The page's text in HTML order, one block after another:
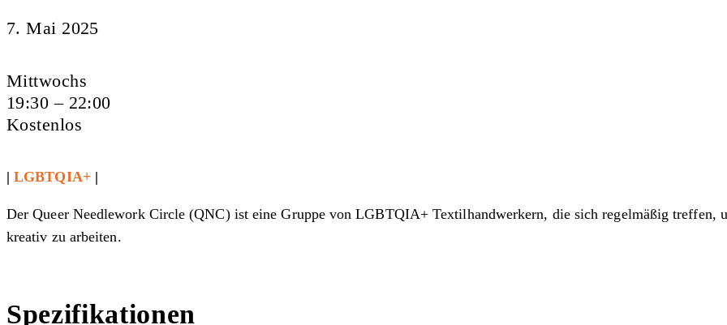
7. Mai 2025
Mittwochs
19:30 – 22:00
Kostenlos
|LGBTQIA+ |
Der Queer Needlework Circle (QNC) ist eine Gruppe von LGBTQIA+ Textilhandwerkern, die sich regelmäßig treffen,
kreativ zu arbeiten.
Spezifikationen